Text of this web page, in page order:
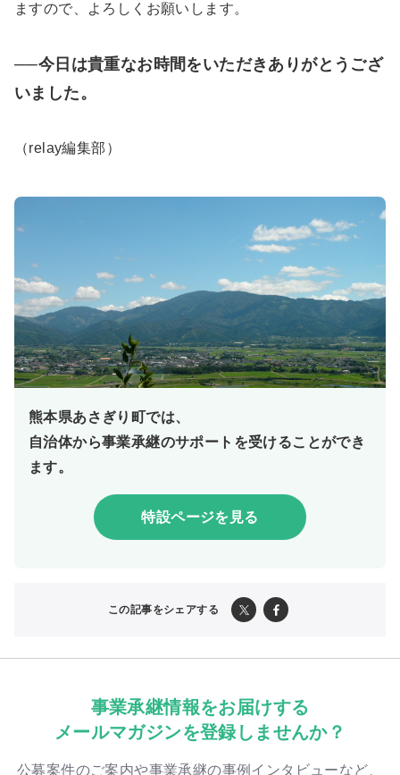
ますので、よろしくお願いします。
──今日は貴重なお時間をいただきありがとうござ
いました。
（relay編集部）
熊本県あさぎり町では、
自治体から事業承継のサポートを受けることができ
ます。
特設ページを見る
この記事をシェアする
事業承継情報をお届けする
メールマガジンを登録しませんか？
公募案件のご案内や事業承継の事例インタビューなど、